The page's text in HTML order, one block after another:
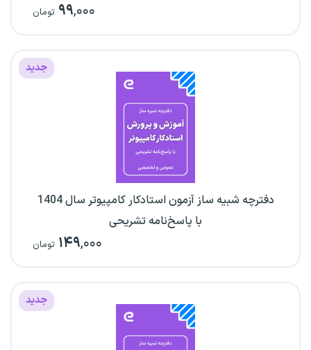
۹۹,۰۰۰ تومان
جدید
دفترچه شبیه ساز آزمون استادکار کامپیوتر سال 1404
با پاسخ‌نامه تشریحی
۱۴۹,۰۰۰ تومان
جدید